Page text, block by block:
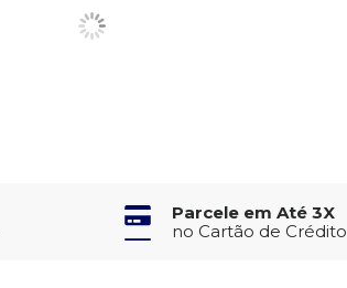
Parcele em Até 3X
no Cartão de Crédito